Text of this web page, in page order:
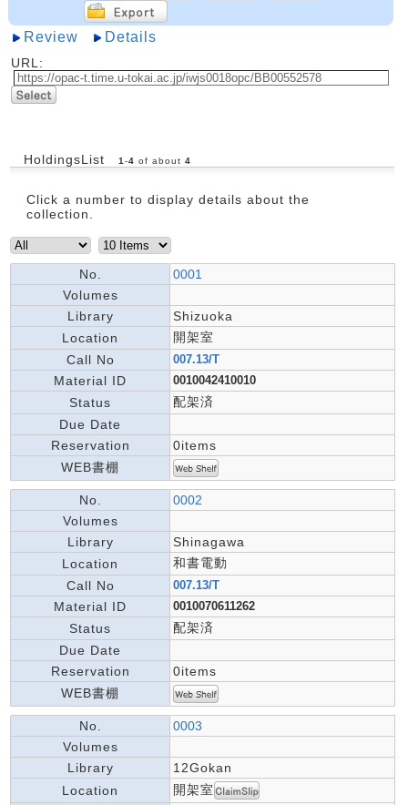
Review Details
URL:
HoldingsList 1 -4 of about 4
Click a number to display details about the
collection.
No.
0001
Volumes
Library
Shizuoka
Location
開架室
Call No
007.13/T
Material ID 0010042410010
Status
配架済
Due Date
Reservation
0items
WEB書棚
No.
0002
Volumes
Library
Shinagawa
Location
和書電動
Call No
007.13/T
Material ID 0010070611262
Status
配架済
Due Date
Reservation
0items
WEB書棚
No.
0003
Volumes
Library
12Gokan
Location
開架室